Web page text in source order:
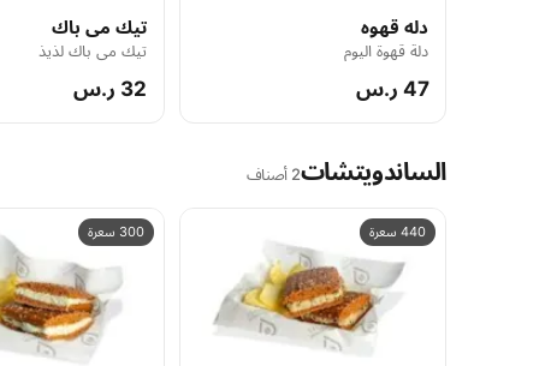
دله قهوه
دلة قهوة اليوم
47 ر.س
تيك مى باك
تيك مى باك لذيذ
32 ر.س
الساندويتشات2 أصناف
440 سعرة 300 سعرة